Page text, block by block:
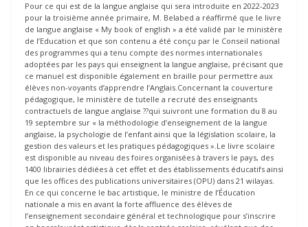
Pour ce qui est de la langue anglaise qui sera introduite en 2022-2023
pour la troisième année primaire, M. Belabed a réaffirmé que le livre
de langue anglaise « My book of english » a été validé par le ministère
de l’Education et que son contenu a été conçu par le Conseil national
des programmes qui a tenu compte des normes internationales
adoptées par les pays qui enseignent la langue anglaise, précisant que
ce manuel est disponible également en braille pour permettre aux
élèves non-voyants d’apprendre l’Anglais.Concernant la couverture
pédagogique, le ministère de tutelle a recruté des enseignants
contractuels de langue anglaise ??qui suivront une formation du 8 au
19 septembre sur « la méthodologie d’enseignement de la langue
anglaise, la psychologie de l’enfant ainsi que la législation scolaire, la
gestion des valeurs et les pratiques pédagogiques ».Le livre scolaire
est disponible au niveau des foires organisées à travers le pays, des
1400 librairies dédiées à cet effet et des établissements éducatifs ainsi
que les offices des publications universitaires (OPU) dans 21 wilayas.
En ce qui concerne le bac artistique, le ministre de l’Éducation
nationale a mis en avant la forte affluence des élèves de
l’enseignement secondaire général et technologique pour s’inscrire